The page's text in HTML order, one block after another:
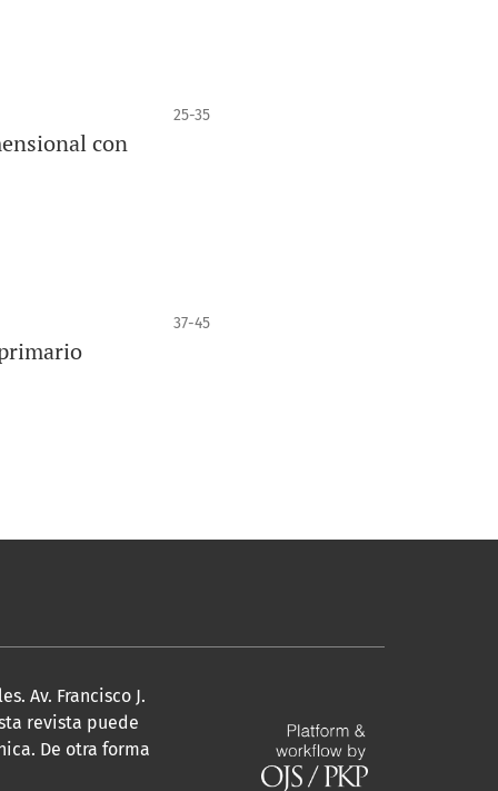
25-35
con
37-45
Av. Francisco J.
revista puede
De otra forma